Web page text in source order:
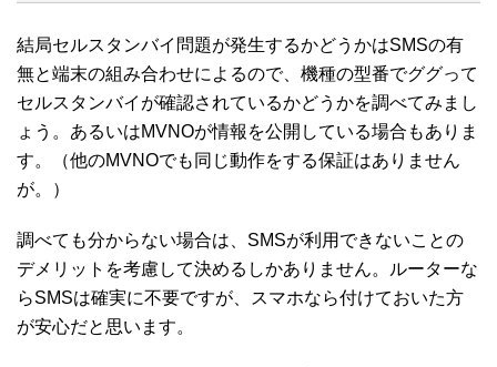
結局セルスタンバイ問題が発生するかどうかはSMSの有
無と端末の組み合わせによるので、機種の型番でググって
セルスタンバイが確認されているかどうかを調べてみまし
ょう。あるいはMVNOが情報を公開している場合もありま
す。（他のMVNOでも同じ動作をする保証はありません
が。）
調べても分からない場合は、SMSが利用できないことの
デメリットを考慮して決めるしかありません。ルーターな
らSMSは確実に不要ですが、スマホなら付けておいた方
が安心だと思います。